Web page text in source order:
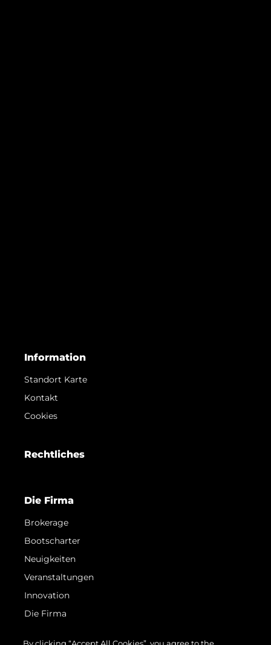
Information
Standort Karte
Kontakt
Cookies
Rechtliches
Die Firma
Brokerage
Bootscharter
Neuigkeiten
Veranstaltungen
Innovation
Die Firma